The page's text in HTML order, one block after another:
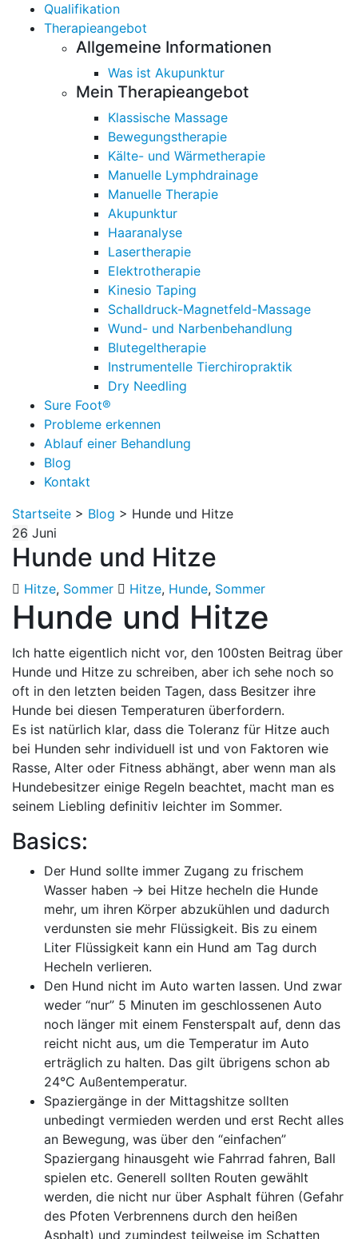
Qualifikation
Therapieangebot
Allgemeine Informationen
Was ist Akupunktur
Mein Therapieangebot
Klassische Massage
Bewegungstherapie
Kälte- und Wärmetherapie
Manuelle Lymphdrainage
Manuelle Therapie
Akupunktur
Haaranalyse
Lasertherapie
Elektrotherapie
Kinesio Taping
Schalldruck-Magnetfeld-Massage
Wund- und Narbenbehandlung
Blutegeltherapie
Instrumentelle Tierchiropraktik
Dry Needling
Sure Foot®
Probleme erkennen
Ablauf einer Behandlung
Blog
Kontakt
Startseite > Blog > Hunde und Hitze
26 Juni
Hunde und Hitze
Hitze, Sommer Hitze, Hunde, Sommer
Hunde und Hitze
Ich hatte eigentlich nicht vor, den 100sten Beitrag über
Hunde und Hitze zu schreiben, aber ich sehe noch so
oft in den letzten beiden Tagen, dass Besitzer ihre
Hunde bei diesen Temperaturen überfordern.
Es ist natürlich klar, dass die Toleranz für Hitze auch
bei Hunden sehr individuell ist und von Faktoren wie
Rasse, Alter oder Fitness abhängt, aber wenn man als
Hundebesitzer einige Regeln beachtet, macht man es
seinem Liebling definitiv leichter im Sommer.
Basics:
Der Hund sollte immer Zugang zu frischem
Wasser haben -> bei Hitze hecheln die Hunde
mehr, um ihren Körper abzukühlen und dadurch
verdunsten sie mehr Flüssigkeit. Bis zu einem
Liter Flüssigkeit kann ein Hund am Tag durch
Hecheln verlieren.
Den Hund nicht im Auto warten lassen. Und zwar
weder “nur” 5 Minuten im geschlossenen Auto
noch länger mit einem Fensterspalt auf, denn das
reicht nicht aus, um die Temperatur im Auto
erträglich zu halten. Das gilt übrigens schon ab
24°C Außentemperatur.
Spaziergänge in der Mittagshitze sollten
unbedingt vermieden werden und erst Recht alles
an Bewegung, was über den “einfachen”
Spaziergang hinausgeht wie Fahrrad fahren, Ball
spielen etc. Generell sollten Routen gewählt
werden, die nicht nur über Asphalt führen (Gefahr
des Pfoten Verbrennens durch den heißen
Asphalt) und zumindest teilweise im Schatten